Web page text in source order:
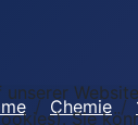
Chemie
Sie